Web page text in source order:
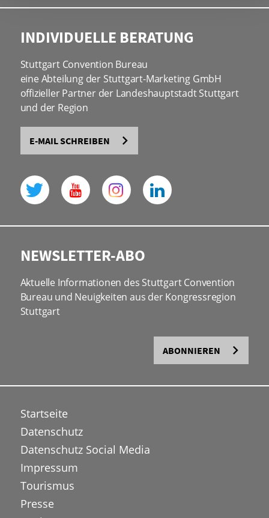
INDIVIDUELLE BERATUNG
Stuttgart Convention Bureau
eine Abteilung der Stuttgart-Marketing GmbH
offizieller Partner der Landeshauptstadt Stuttgart
und der Region
E-MAIL SCHREIBEN
NEWSLETTER-ABO
Aktuelle Informationen des Stuttgart Convention
Bureau und Neuigkeiten aus der Kongressregion
Stuttgart
ABONNIEREN
Startseite
Datenschutz
Datenschutz Social Media
Impressum
Tourismus
Presse